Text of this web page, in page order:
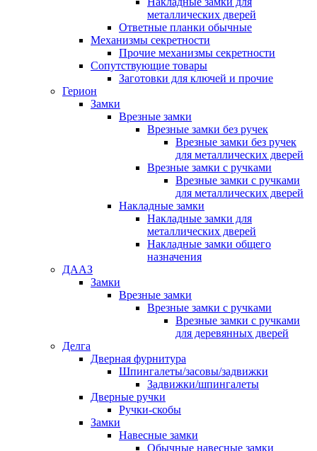
металлических дверей
Ответные планки обычные
Механизмы секретности
Прочие механизмы секретности
Сопутствующие товары
Заготовки для ключей и прочие
Герион
Замки
Врезные замки
Врезные замки без ручек
Врезные замки без ручек
для металлических дверей
Врезные замки с ручками
Врезные замки с ручками
для металлических дверей
Накладные замки
Накладные замки для
металлических дверей
Накладные замки общего
назначения
ДААЗ
Замки
Врезные замки
Врезные замки с ручками
Врезные замки с ручками
для деревянных дверей
Делга
Дверная фурнитура
Шпингалеты/засовы/задвижки
Задвижки/шпингалеты
Дверные ручки
Ручки-скобы
Замки
Навесные замки
Обычные навесные замки